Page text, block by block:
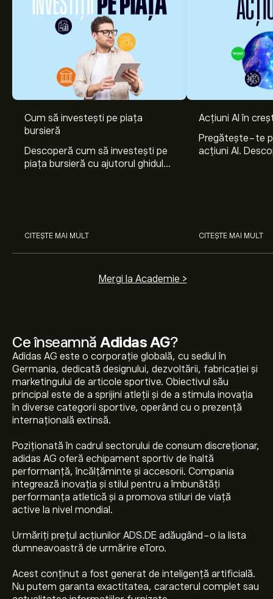
Ce înseamnă Adidas AG?
Adidas AG este o corporație globală, cu sediul în
Germania, dedicată designului, dezvoltării, fabricației și
marketingului de articole sportive. Obiectivul său
principal este de a sprijini atleții și de a stimula inovația
în diverse categorii sportive, operând cu o prezență
internațională extinsă.
Poziționată în cadrul sectorului de consum discreționar,
adidas AG oferă echipament sportiv de înaltă
performanță, încălțăminte și accesorii. Compania
integrează inovația și stilul pentru a îmbunătăți
performanța atletică și a promova stiluri de viață
active la nivel mondial.
Urmăriți prețul acțiunilor ADS.DE adăugând-o la lista
dumneavoastră de urmărire eToro.
Acest conținut a fost generat de inteligență artificială.
Nu putem garanta exactitatea, caracterul complet sau
Cum să investești pe piața
bursieră
Descoperă cum să investești pe
piața bursieră cu ajutorul ghidului
CITEȘTE MAI MULT
Acțiuni AI în
Pregătește-te
acțiuni AI.
CITEȘTE MAI MULT
Mergi la Academie >
Prețul actual al acțiunilor ADS.DE este 164.95‎€‎.